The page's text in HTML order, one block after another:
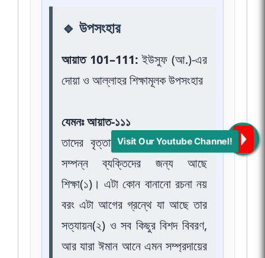
Visit Our Youtube Channel!
🔹 উপসংহার
আয়াত 101–111: ইউসুফ (আ.)-এর
দোয়া ও আল্লাহর শিক্ষামূলক উপসংহার
যেমনঃ আয়াত-১১১
তাদের বৃত্তান্তে অবশ্যই বোধশক্তি
সম্পন্ন ব্যক্তিদের জন্য আছে
শিক্ষা(১)। এটা কোন বানানো রচনা নয়
বরং এটা আগের গ্রন্থে যা আছে তার
সত্যায়ন(২) ও সব কিছুর বিশদ বিবরণ,
আর যারা ঈমান আনে এমন সম্প্রদায়ের